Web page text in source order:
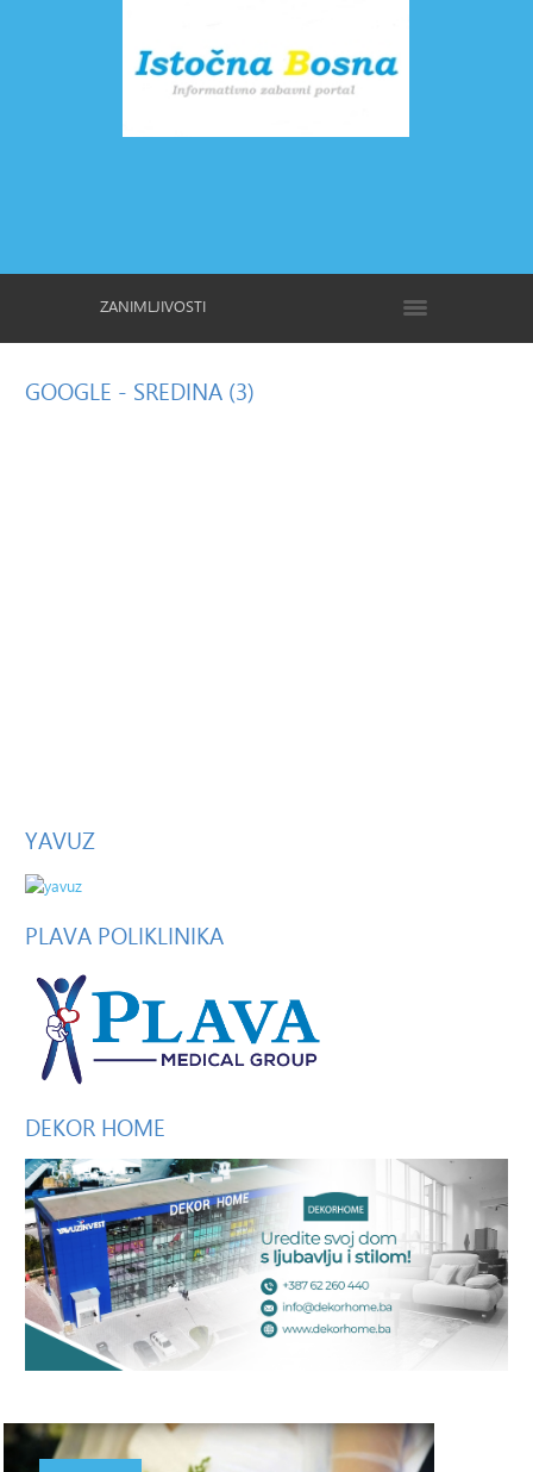
ZANIMLJIVOSTI
GOOGLE - SREDINA (3)
YAVUZ
PLAVA POLIKLINIKA
DEKOR HOME